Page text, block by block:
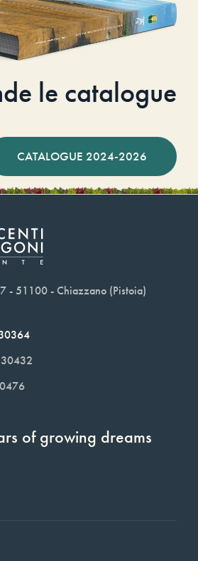
le catalogue
CATALOGUE 2024-2026
- 51100 - Chiazzano (Pistoia)
of growing dreams